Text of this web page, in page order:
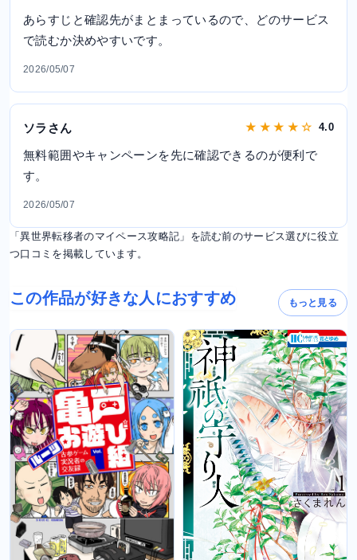
あらすじと確認先がまとまっているので、どのサービス
で読むか決めやすいです。
2026/05/07
ソラさん ★ ★ ★ ★ ☆ 4.0
無料範囲やキャンペーンを先に確認できるのが便利で
す。
2026/05/07
「異世界転移者のマイペース攻略記」を読む前のサービス選びに役立
つ口コミを掲載しています。
この作品が好きな人におすすめ もっと見る